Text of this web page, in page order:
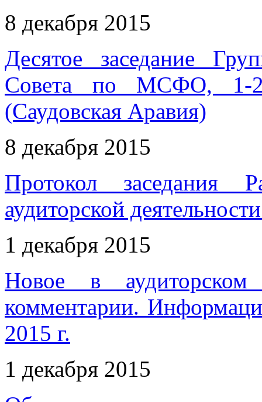
8 декабря 2015
Десятое заседание
Совета по МСФО, 1-2
(Саудовская Аравия)
8 декабря 2015
Протокол заседания
аудиторской
1 декабря 2015
Новое в аудиторском
комментарии.
2015 г.
1 декабря 2015